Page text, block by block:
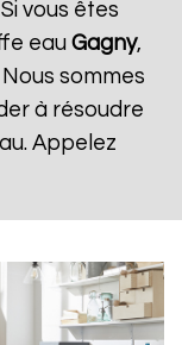
vous êtes
eauGagny,
sommes
à résoudre
Appelez